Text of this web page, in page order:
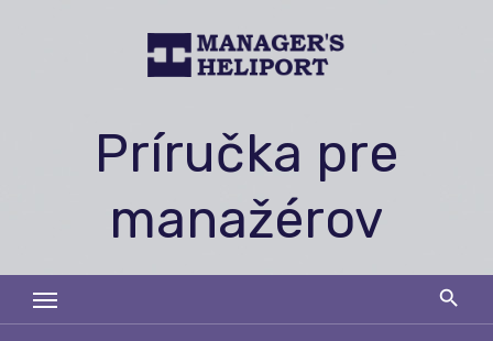
Príručka pre
manažérov